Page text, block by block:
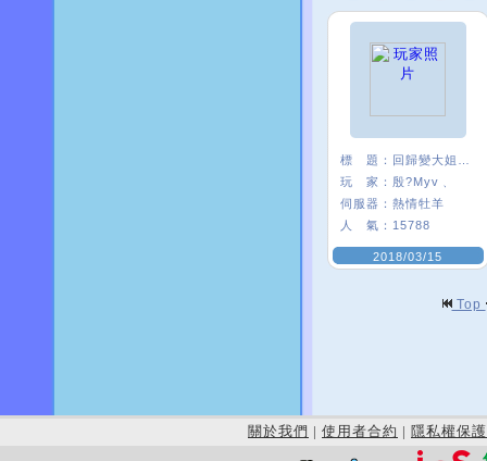
標 題：
玩 家： 殷?Myv﹑
伺服器： 熱情牡羊
人 氣： 15788
2018/03/15
Top
關於我們 | 使用者合約 | 隱私權保護